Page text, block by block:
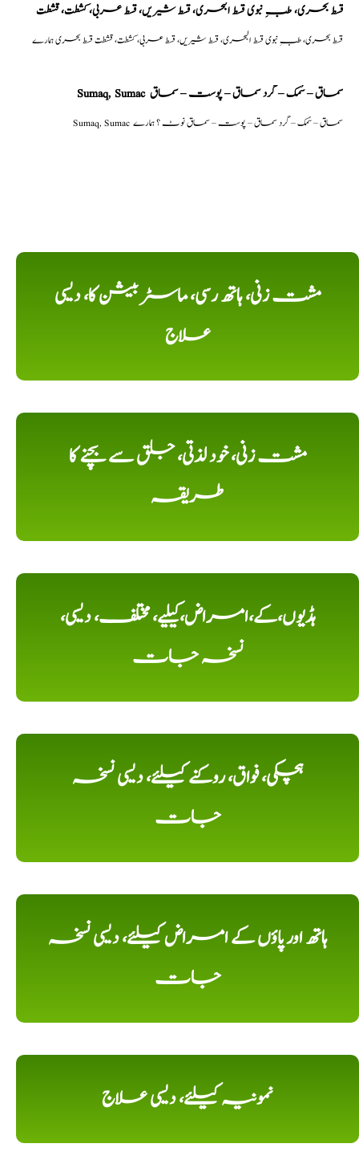
قسط بحری، طبِ نبوی قسط البحری، قسط شیریں، قسط عربی، كشطت، قشطت
قسط بحری، طبِ نبوی قسط البحری، قسط شیریں، قسط عربی، كشطت، قشطت قسط بحری ہمارے
Sumaq, Sumac سماق – سُمک – گرد سماق – پوست – سماق
Sumaq, Sumac سماق – سُمک – گرد سماق – پوست – سماق نوٹ ؟ ہمارے
مشت زنی، ہاتھ رسی، ماسٹر بیشن کا، دیسی
علاج
مشت زنی، خود لذتی، جلق سے بچنے کا
طریقہ
ہڈیوں،کے،امراض،کیلیے، مختلف، دیسی،
نسخہ جات
ہچکی، فواق، روکنے کیلئے، دیسی نسخہ
جات
ہاتھ اور پاؤں کے امراض کیلئے، دیسی نسخہ
جات
نمونیہ کیلئے، دیسی علاج